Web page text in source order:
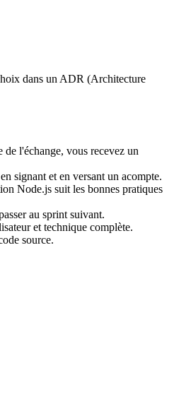
dans un ADR (Architecture
l'échange, vous recevez un
signant et en versant un acompte.
Node.js suit les bonnes pratiques
au sprint suivant.
et technique complète.
source.